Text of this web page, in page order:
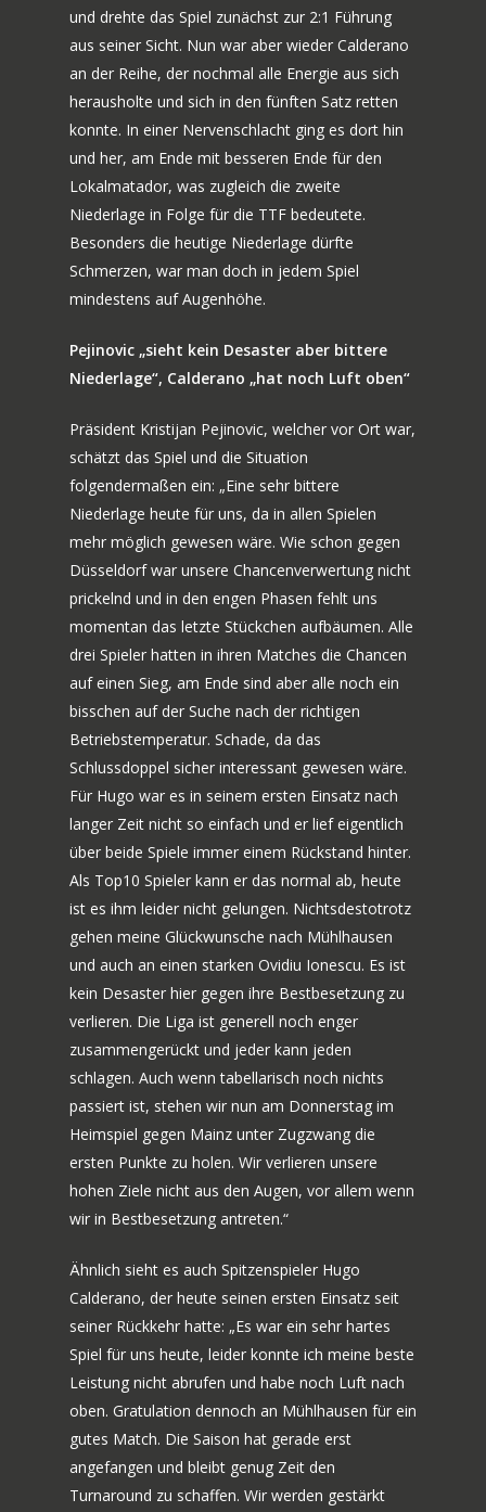
und drehte das Spiel zunächst zur 2:1 Führung
aus seiner Sicht. Nun war aber wieder Calderano
an der Reihe, der nochmal alle Energie aus sich
herausholte und sich in den fünften Satz retten
konnte. In einer Nervenschlacht ging es dort hin
und her, am Ende mit besseren Ende für den
Lokalmatador, was zugleich die zweite
Niederlage in Folge für die TTF bedeutete.
Besonders die heutige Niederlage dürfte
Schmerzen, war man doch in jedem Spiel
mindestens auf Augenhöhe.
Pejinovic „sieht kein Desaster aber bittere
Niederlage“, Calderano „hat noch Luft oben“
Präsident Kristijan Pejinovic, welcher vor Ort war,
schätzt das Spiel und die Situation
folgendermaßen ein: „Eine sehr bittere
Niederlage heute für uns, da in allen Spielen
mehr möglich gewesen wäre. Wie schon gegen
Düsseldorf war unsere Chancenverwertung nicht
prickelnd und in den engen Phasen fehlt uns
momentan das letzte Stückchen aufbäumen. Alle
drei Spieler hatten in ihren Matches die Chancen
auf einen Sieg, am Ende sind aber alle noch ein
bisschen auf der Suche nach der richtigen
Betriebstemperatur. Schade, da das
Schlussdoppel sicher interessant gewesen wäre.
Für Hugo war es in seinem ersten Einsatz nach
langer Zeit nicht so einfach und er lief eigentlich
über beide Spiele immer einem Rückstand hinter.
Als Top10 Spieler kann er das normal ab, heute
ist es ihm leider nicht gelungen. Nichtsdestotrotz
gehen meine Glückwunsche nach Mühlhausen
und auch an einen starken Ovidiu Ionescu. Es ist
kein Desaster hier gegen ihre Bestbesetzung zu
verlieren. Die Liga ist generell noch enger
zusammengerückt und jeder kann jeden
schlagen. Auch wenn tabellarisch noch nichts
passiert ist, stehen wir nun am Donnerstag im
Heimspiel gegen Mainz unter Zugzwang die
ersten Punkte zu holen. Wir verlieren unsere
hohen Ziele nicht aus den Augen, vor allem wenn
wir in Bestbesetzung antreten.“
Ähnlich sieht es auch Spitzenspieler Hugo
Calderano, der heute seinen ersten Einsatz seit
seiner Rückkehr hatte: „Es war ein sehr hartes
Spiel für uns heute, leider konnte ich meine beste
Leistung nicht abrufen und habe noch Luft nach
oben. Gratulation dennoch an Mühlhausen für ein
gutes Match. Die Saison hat gerade erst
angefangen und bleibt genug Zeit den
Turnaround zu schaffen. Wir werden gestärkt